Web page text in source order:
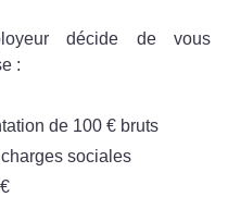
décide de vous
:
de 100 € bruts
charges sociales